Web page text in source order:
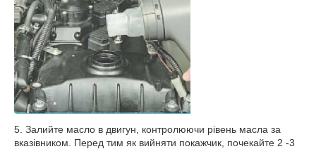
5. Залийте масло в двигун, контролюючи рівень масла за
вказівником. Перед тим як вийняти покажчик, почекайте 2 -3